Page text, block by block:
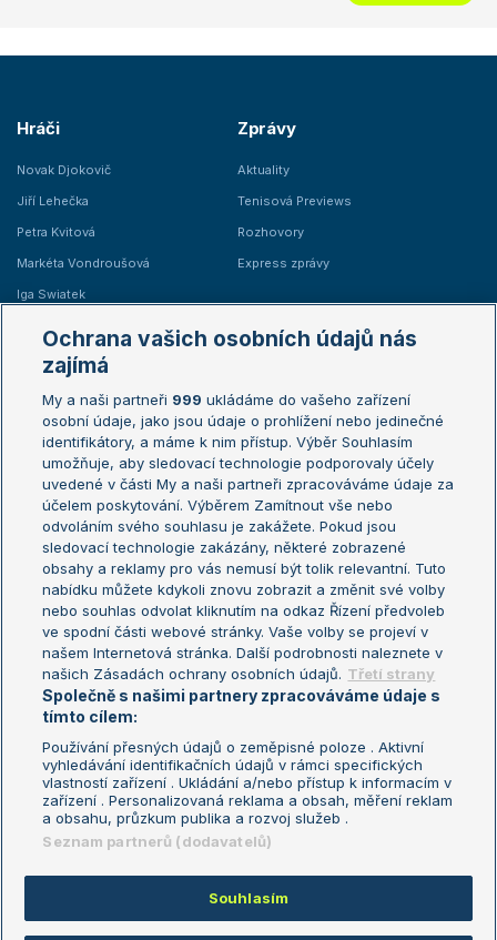
Hráči
Novak Djokovič
Jiří Lehečka
Petra Kvitová
Markéta Vondroušová
Iga Swiatek
Zprávy
Aktuality
Tenisová Previews
Rozhovory
Express zprávy
Žebříčky
Žebříček ATP (muži)
Žebříček WTA (ženy)
Sázkařský žebříček
Australian Open
French Open
Wimbledon
US Open
Turnaj mistrů
Turnaj mistryň
Aktualní trendy
Fotbalové přestupy
Livesport Daily
LS Prague Open
Podmínky užití
Nastavení soukromí
GDPR a žurnalistika
Reklama
Kontakt
Informace o zpracování osobních
údajů
Copyright © 2008-2026 TenisPortal.cz. Využíváme zpravodajství ČTK.
Ochrana vašich osobních údajů nás
zajímá
My a naši partneři 999 ukládáme do vašeho zařízení
osobní údaje, jako jsou údaje o prohlížení nebo jedinečné
identifikátory, a máme k nim přístup. Výběr Souhlasím
umožňuje, aby sledovací technologie podporovaly účely
uvedené v části My a naši partneři zpracováváme údaje za
účelem poskytování. Výběrem Zamítnout vše nebo
odvoláním svého souhlasu je zakážete. Pokud jsou
sledovací technologie zakázány, některé zobrazené
obsahy a reklamy pro vás nemusí být tolik relevantní. Tuto
nabídku můžete kdykoli znovu zobrazit a změnit své volby
nebo souhlas odvolat kliknutím na odkaz Řízení předvoleb
ve spodní části webové stránky. Vaše volby se projeví v
našem Internetová stránka. Další podrobnosti naleznete v
našich Zásadách ochrany osobních údajů. Třetí strany
Společně s našimi partnery zpracováváme údaje s
tímto cílem:
Používání přesných údajů o zeměpisné poloze . Aktivní
vyhledávání identifikačních údajů v rámci specifických
vlastností zařízení . Ukládání a/nebo přístup k informacím v
zařízení . Personalizovaná reklama a obsah, měření reklam
a obsahu, průzkum publika a rozvoj služeb .
Seznam partnerů (dodavatelů)
Souhlasím